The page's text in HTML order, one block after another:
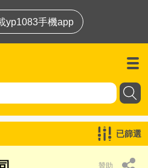
yp1083手機app
已篩選
贊助